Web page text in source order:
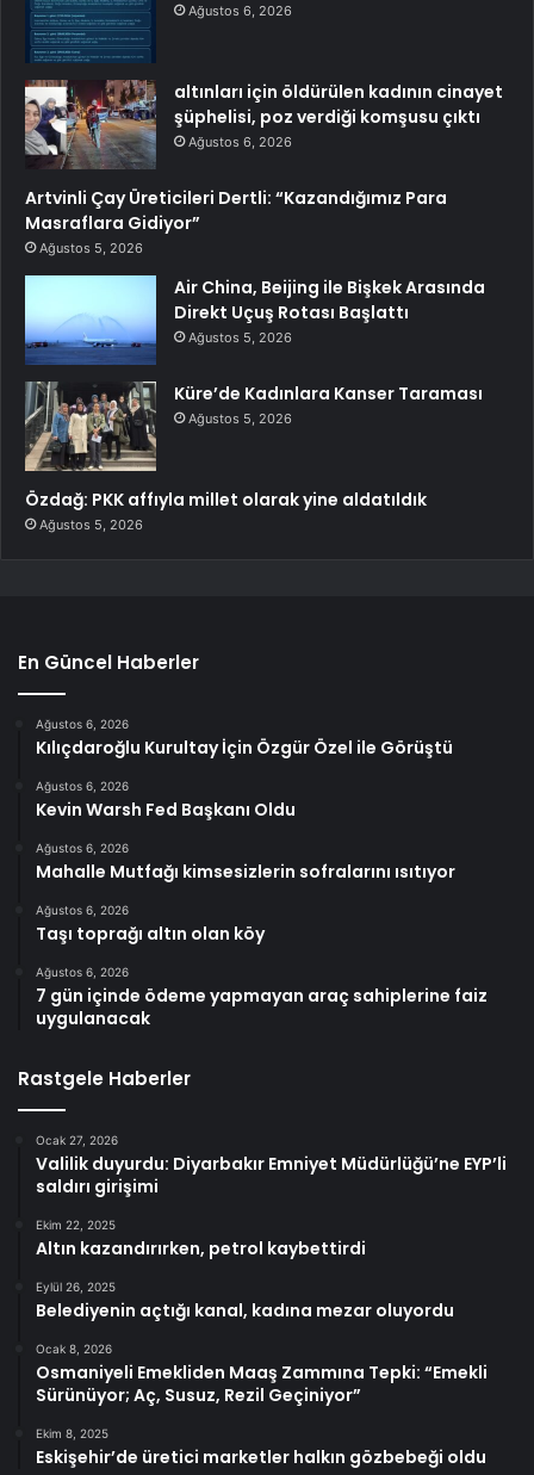
Ağustos 6, 2026
altınları için öldürülen kadının cinayet
şüphelisi, poz verdiği komşusu çıktı
Ağustos 6, 2026
Artvinli Çay Üreticileri Dertli: “Kazandığımız Para
Masraflara Gidiyor”
Ağustos 5, 2026
Air China, Beijing ile Bişkek Arasında
Direkt Uçuş Rotası Başlattı
Ağustos 5, 2026
Küre’de Kadınlara Kanser Taraması
Ağustos 5, 2026
Özdağ: PKK affıyla millet olarak yine aldatıldık
Ağustos 5, 2026
En Güncel Haberler
Ağustos 6, 2026
Kılıçdaroğlu Kurultay İçin Özgür Özel ile Görüştü
Ağustos 6, 2026
Kevin Warsh Fed Başkanı Oldu
Ağustos 6, 2026
Mahalle Mutfağı kimsesizlerin sofralarını ısıtıyor
Ağustos 6, 2026
Taşı toprağı altın olan köy
Ağustos 6, 2026
7 gün içinde ödeme yapmayan araç sahiplerine faiz
uygulanacak
Rastgele Haberler
Ocak 27, 2026
Valilik duyurdu: Diyarbakır Emniyet Müdürlüğü’ne EYP’li
saldırı girişimi
Ekim 22, 2025
Altın kazandırırken, petrol kaybettirdi
Eylül 26, 2025
Belediyenin açtığı kanal, kadına mezar oluyordu
Ocak 8, 2026
Osmaniyeli Emekliden Maaş Zammına Tepki: “Emekli
Sürünüyor; Aç, Susuz, Rezil Geçiniyor”
Ekim 8, 2025
Eskişehir’de üretici marketler halkın gözbebeği oldu